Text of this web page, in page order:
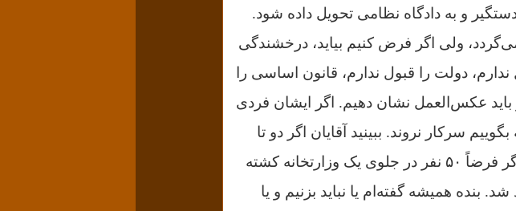
و به دادگاه نظامی تحویل داده شود.
ولی اگر فرض کنیم بیاید، درخشندگی
دولت را قبول ندارم، قانون اساسی را
باید عکس‌العمل نشان دهیم. اگر ایشان فردی
سرکار نروند. ببینید آقایان اگر دو تا
وزارتخانه سقوط کند تمام دولت سقوط می‌کند. ولی اگر فرضاً ۵۰ نفر در جلوی یک وزارتخانه کشته
شد. بنده همیشه گفته‌ام یا نباید بزنیم و یا